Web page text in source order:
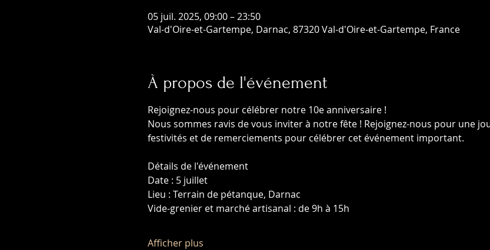
05 juil. 2025, 09:00 – 23:50
Val-d'Oire-et-Gartempe, Darnac, 87320 Val-d'Oire-et-Gartempe, France
À propos de l'événement
Rejoignez-nous pour célébrer notre 10e anniversaire !
Nous sommes ravis de vous inviter à notre fête ! Rejoignez-nous pour une
festivités et de remerciements pour célébrer cet événement important.
Détails de l'événement
Date : 5 juillet
Lieu : Terrain de pétanque, Darnac
Vide-grenier et marché artisanal : de 9h à 15h
Afficher plus